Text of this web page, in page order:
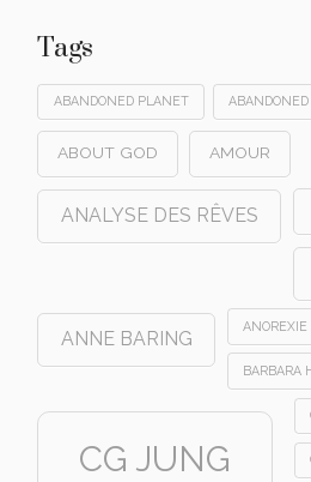
Tags
ABANDONED PLANET ABANDONED
ABOUT GOD AMOUR
ANALYSE DES RÊVES
ANNE BARING
ANOREXIE
BARBARA
CG JUNG